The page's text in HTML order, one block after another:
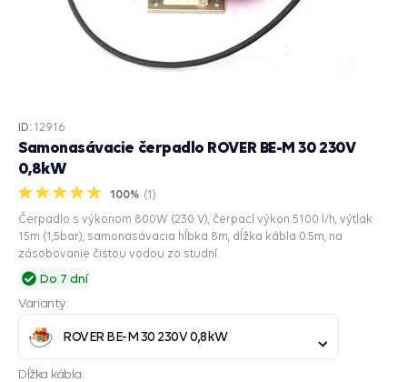
Samonasávacie čerpadlo ROVER BE-M 30 230V
0,8kW
100% (1)
ID: 12916
Čerpadlo s výkonom 800W (230 V), čerpací výkon 5100 l/h, výtlak
15m (1,5bar), samonasávacia hĺbka 8m, dĺžka kábla 0.5m, na
zásobovanie čistou vodou zo studní.
Do 7 dní
Varianty:
ROVER BE-M 30 230V 0,8kW
Dĺžka kábla: